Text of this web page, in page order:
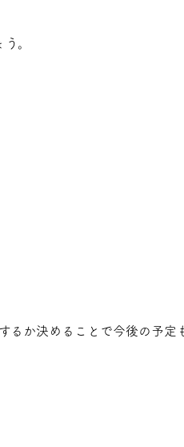
。
るか決めることで今後の予定